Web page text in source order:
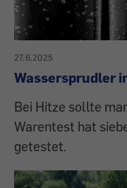
27.6.2025
Wassersprudler
Bei Hitze sollte
Warentest hat
getestet.